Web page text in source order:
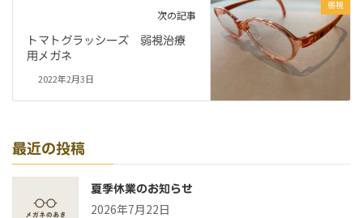
弱視
次の記事
トマトグラッシーズ 弱視治療
用メガネ
2022年2月3日
最近の投稿
夏季休業のお知らせ
2026年7月22日